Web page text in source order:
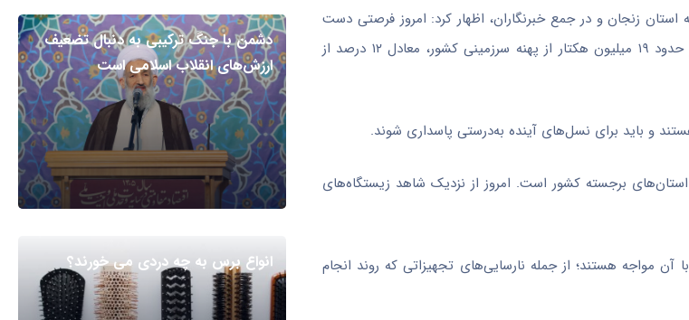
انصاری سه‌شنبه ۲۶ خرداد در جریان سفر خود به استان زنجان و در جمع خبرنگاران، اظهار کرد: امروز فرصتی دست
داد تا از نزدیک وضعیت زیستگاه‌های ارزشمند استان زنجان را مشاهده کنیم. در حال حاضر حدود ۱۹ میلیون هکتار از پهنه سرزمینی کشور، معادل ۱۲ درصد از
و باید برای نسل‌های آینده به‌درستی پاسداری شوند.
برجسته کشور است. امروز از نزدیک شاهد زیستگاه‌های
آن مواجه هستند؛ از جمله نارسایی‌های تجهیزاتی که روند انجام
دشمن با جنگ ترکیبی به دنبال تضعیف
ارزش‌های انقلاب اسلامی است
انواع برس به چه دردی می خورند؟